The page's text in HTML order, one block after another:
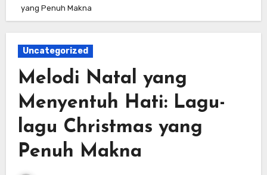
yang Penuh Makna
Uncategorized
Melodi Natal yang
Menyentuh Hati: Lagu-
lagu Christmas yang
Penuh Makna